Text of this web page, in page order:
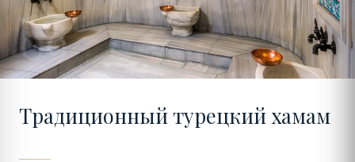
09
Традиционный турецкий хамам